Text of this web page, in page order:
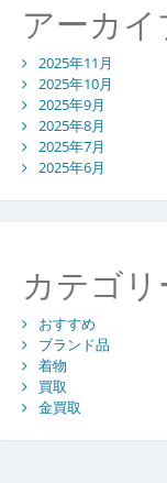
アーカイ
2025年11月
2025年10月
2025年9月
2025年8月
2025年7月
2025年6月
カテゴリ
おすすめ
ブランド品
着物
買取
金買取